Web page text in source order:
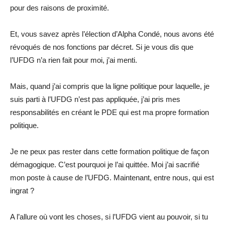
pour des raisons de proximité.
Et, vous savez après l’élection d’Alpha Condé, nous avons été
révoqués de nos fonctions par décret. Si je vous dis que
l’UFDG n’a rien fait pour moi, j’ai menti.
Mais, quand j’ai compris que la ligne politique pour laquelle, je
suis parti à l’UFDG n’est pas appliquée, j’ai pris mes
responsabilités en créant le PDE qui est ma propre formation
politique.
Je ne peux pas rester dans cette formation politique de façon
démagogique. C’est pourquoi je l’ai quittée. Moi j’ai sacrifié
mon poste à cause de l’UFDG. Maintenant, entre nous, qui est
ingrat ?
A l’allure où vont les choses, si l’UFDG vient au pouvoir, si tu